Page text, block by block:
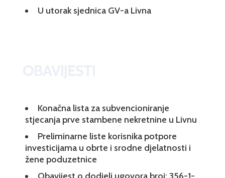
U utorak sjednica GV-a Livna
Konačna lista za subvencioniranje
stjecanja prve stambene nekretnine u Livnu
Preliminarne liste korisnika potpore
investicijama u obrte i srodne djelatnosti i
žene poduzetnice